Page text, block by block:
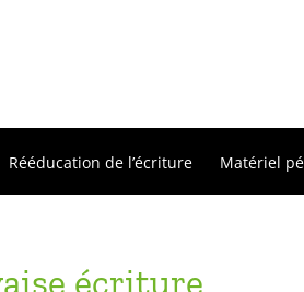
Rééducation de l’écriture Matériel
écriture